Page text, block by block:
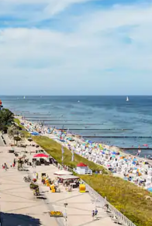
les parcourir ou en appuyant et en